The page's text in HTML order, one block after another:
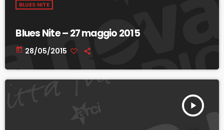
BLUES NITE
Blues Nite – 27 maggio 2015
today 28/05/2015
play_arrow